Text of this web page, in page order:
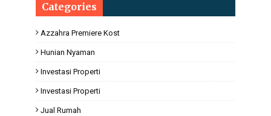
Categories
Azzahra Premiere Kost
Hunian Nyaman
Investasi Properti
Investasi Properti
Jual Rumah